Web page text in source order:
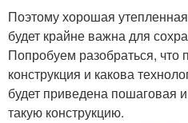
Поэтому хорошая
будет крайне важна для
Попробуем разобраться, что
конструкция и какова
будет приведена пошаговая
такую конструкцию.